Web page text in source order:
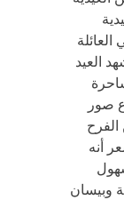
العيد
صور
أنه
وبيسان